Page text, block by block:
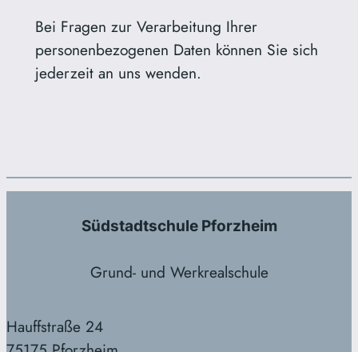
Bei Fragen zur Verarbeitung Ihrer
personenbezogenen Daten können Sie sich
jederzeit an uns wenden.
Südstadtschule Pforzheim
Grund- und Werkrealschule
Hauffstraße 24